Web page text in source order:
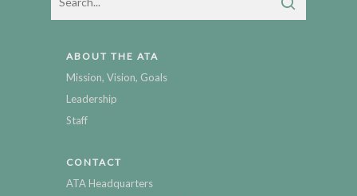
ABOUT THE ATA
Mission, Vision, Goals
Leadership
Staff
CONTACT
ATA Headquarters